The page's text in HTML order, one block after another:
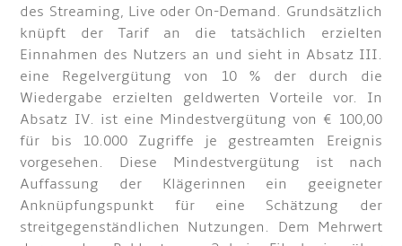
des Streaming, Live oder On-Demand. Grundsätzlich
knüpft der Tarif an die tatsächlich erzielten
Einnahmen des Nutzers an und sieht in Absatz III.
eine Regelvergütung von 10 % der durch die
Wiedergabe erzielten geldwerten Vorteile vor. In
Absatz IV. ist eine Mindestvergütung von € 100,00
für bis 10.000 Zugriffe je gestreamten Ereignis
vorgesehen. Diese Mindestvergütung ist nach
Auffassung der Klägerinnen ein geeigneter
Anknüpfungspunkt für eine Schätzung der
streitgegenständlichen Nutzungen. Dem Mehrwert